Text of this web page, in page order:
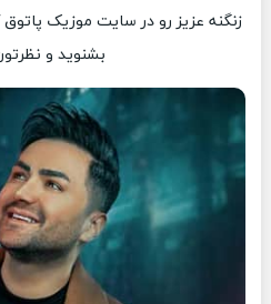
زنگنه عزیز رو در سایت موزیک پاتوق
بشنوید و